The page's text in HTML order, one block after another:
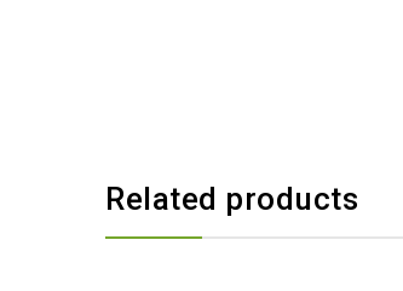
Related products